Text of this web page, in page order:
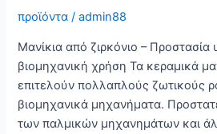
πυριτίου
προϊόντα /admin88
Μανίκια από ζιρκόνιο –
βιομηχανική χρήση Τα κεραμικά
επιτελούν πολλαπλούς ζωτικούς
βιομηχανικά μηχανήματα.
των παλμικών μηχανημάτων και